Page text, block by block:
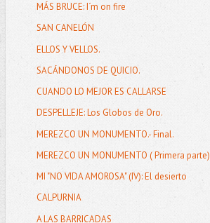
MÁS BRUCE: I´m on fire
SAN CANELÓN
ELLOS Y VELLOS.
SACÁNDONOS DE QUICIO.
CUANDO LO MEJOR ES CALLARSE
DESPELLEJE: Los Globos de Oro.
MEREZCO UN MONUMENTO.- Final.
MEREZCO UN MONUMENTO ( Primera parte)
MI "NO VIDA AMOROSA" (IV): El desierto
CALPURNIA
A LAS BARRICADAS